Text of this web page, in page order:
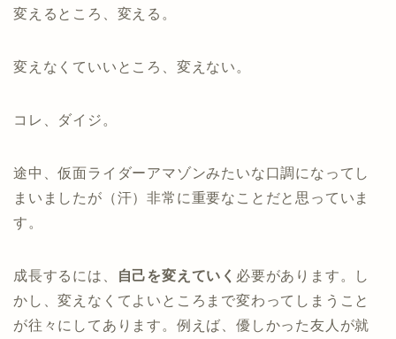
変えるところ、変える。
変えなくていいところ、変えない。
コレ、ダイジ。
途中、仮面ライダーアマゾンみたいな口調になってし
まいましたが（汗）非常に重要なことだと思っていま
す。
成長するには、 自己を変えていく 必要があります。し
かし、変えなくてよいところまで変わってしまうこと
が往々にしてあります。例えば、優しかった友人が就